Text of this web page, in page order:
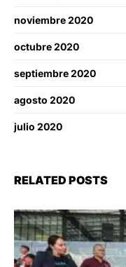
noviembre 2020
octubre 2020
septiembre 2020
agosto 2020
julio 2020
RELATED POSTS